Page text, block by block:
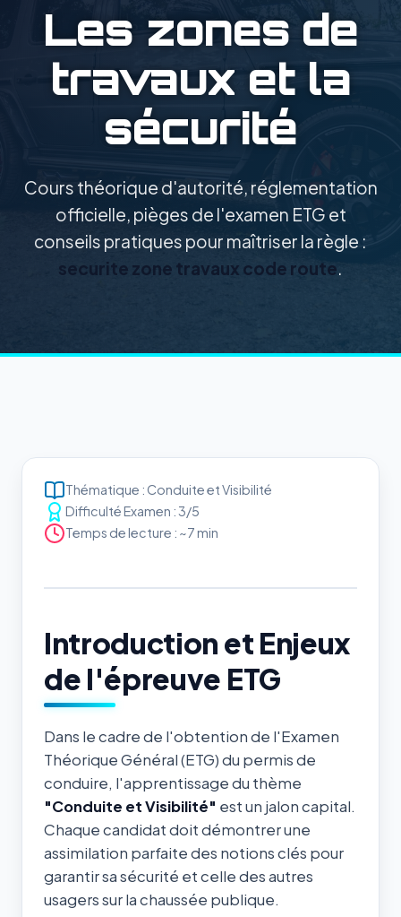
Les zones de
travaux et la
sécurité
Cours théorique d'autorité, réglementation
officielle, pièges de l'examen ETG et
conseils pratiques pour maîtriser la règle :
securite zone travaux code route.
Thématique : Conduite et Visibilité
Difficulté Examen : 3/5
Temps de lecture : ~7 min
Introduction et Enjeux
de l'épreuve ETG
Dans le cadre de l'obtention de l'Examen
Théorique Général (ETG) du permis de
conduire, l'apprentissage du thème
"Conduite et Visibilité" est un jalon capital.
Chaque candidat doit démontrer une
assimilation parfaite des notions clés pour
garantir sa sécurité et celle des autres
usagers sur la chaussée publique.